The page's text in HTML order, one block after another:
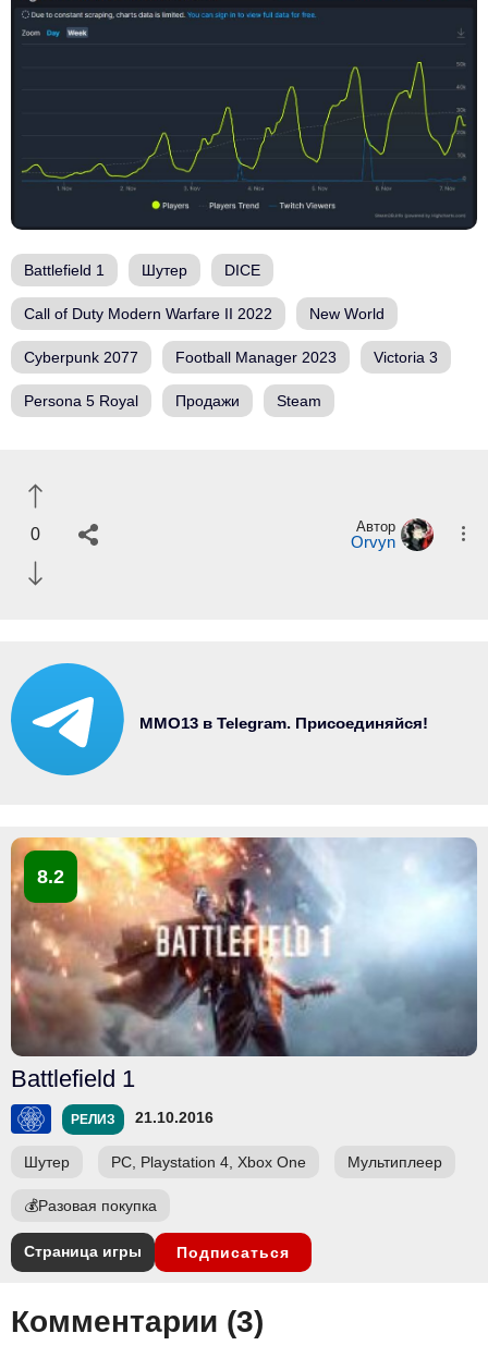
Battlefield 1 Шутер DICE
Call of Duty Modern Warfare II 2022 New World
Cyberpunk 2077 Football Manager 2023 Victoria 3
Persona 5 Royal Продажи Steam
0 Автор
Orvyn
MMO13 в Telegram. Присоединяйся!
8.2
Battlefield 1
РЕЛИЗ 21.10.2016
Шутер PC, Playstation 4, Xbox One Мультиплеер
💰Разовая покупка
Страница игры Подписаться
Комментарии (3)